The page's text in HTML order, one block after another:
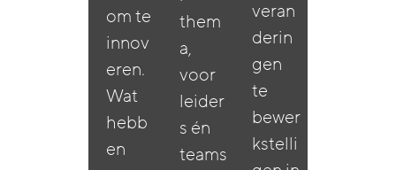
om te
innov
eren.
Wat
hebb
en
them
a,
voor
leider
s én
teams
veran
derin
gen
te
bewer
kstelli